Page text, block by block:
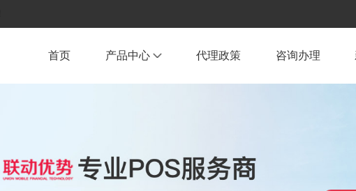
首页 产品中心 代理政策 咨询办理